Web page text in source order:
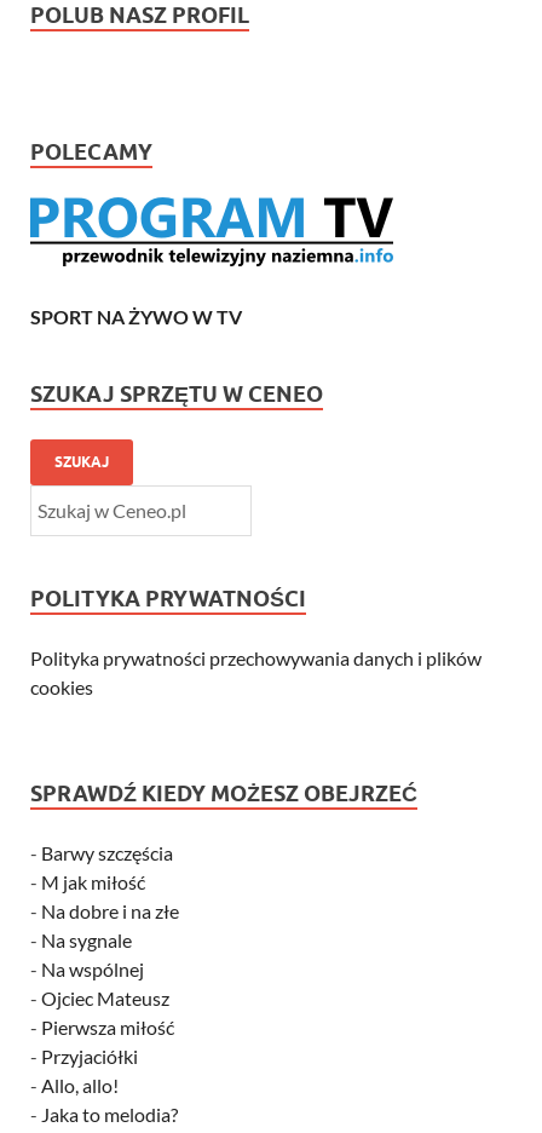
POLUB NASZ PROFIL
POLECAMY
SPORT NA ŻYWO W TV
SZUKAJ SPRZĘTU W CENEO
SZUKAJ
POLITYKA PRYWATNOŚCI
Polityka prywatności przechowywania danych i plików
cookies
SPRAWDŹ KIEDY MOŻESZ OBEJRZEĆ
- Barwy szczęścia
- M jak miłość
- Na dobre i na złe
- Na sygnale
- Na wspólnej
- Ojciec Mateusz
- Pierwsza miłość
- Przyjaciółki
- Allo, allo!
- Jaka to melodia?